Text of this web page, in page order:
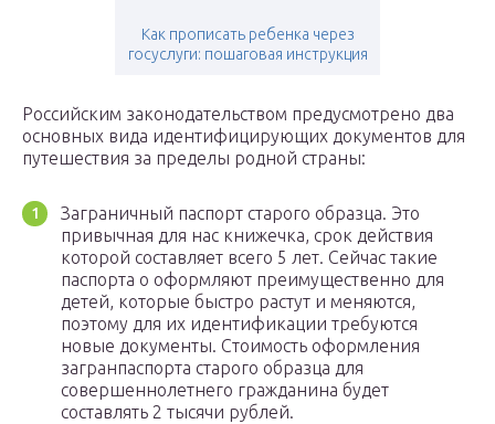
Как прописать ребенка через
госуслуги: пошаговая инструкция
Российским законодательством предусмотрено два
основных вида идентифицирующих документов для
путешествия за пределы родной страны:
Заграничный паспорт старого образца. Это
привычная для нас книжечка, срок действия
которой составляет всего 5 лет. Сейчас такие
паспорта о оформляют преимущественно для
детей, которые быстро растут и меняются,
поэтому для их идентификации требуются
новые документы. Стоимость оформления
загранпаспорта старого образца для
совершеннолетнего гражданина будет
составлять 2 тысячи рублей.